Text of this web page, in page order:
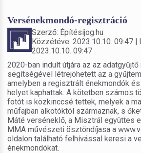
Versénekmondó-regisztráció
Szerző: Építésijog.hu
Közzétéve: 2023.10.10. 09:47
2023.10.10. 09:47
2020-ban indult útjára az az adatgyűjtő
segítségével létrejöhetett az a
amelyben a regisztrált énekmondók
helyet kaphattak. A kötetben számos
fotót is közkinccsé tettek, melyek a
műfajban alkotóktól származnak, s
Máté verséneklő, a Misztrál együttes
MMA művészeti ösztöndíjasa a
oldalon található felhívással keresi a
énekmondókat.